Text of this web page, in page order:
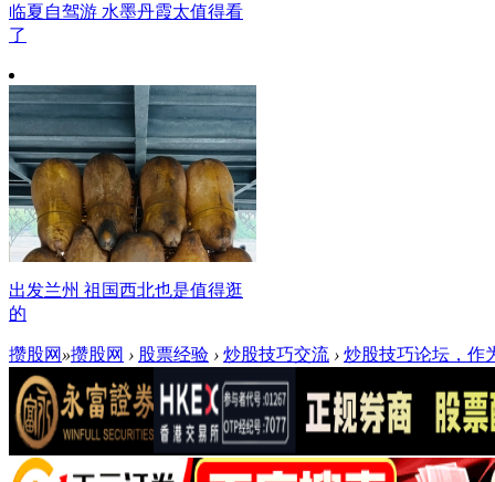
临夏自驾游 水墨丹霞太值得看
了
出发兰州 祖国西北也是值得逛
的
攒股网 »攒股网 › 股票经验 › 炒股技巧交流 › 炒股技巧论坛，作